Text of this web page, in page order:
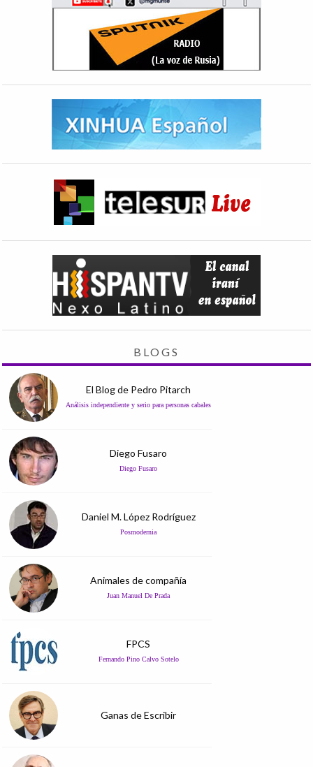
BLOGS
El Blog de Pedro Pitarch
Análisis independiente y serio para personas cabales
Diego Fusaro
Diego Fusaro
Daniel M. López Rodríguez
Posmodernia
Animales de compañía
Juan Manuel De Prada
FPCS
Fernando Pino Calvo Sotelo
Ganas de Escribir